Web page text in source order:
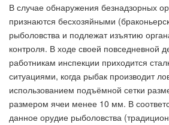
В случае обнаружения безнадзорных
признаются бесхозяйными
рыболовства и подлежат изъятию
контроля. В ходе своей повседневной
работникам инспекции приходится
ситуациями, когда рыбак производит
использованием подъёмной сетки
размером ячеи менее 10 мм. В
данное орудие рыболовства